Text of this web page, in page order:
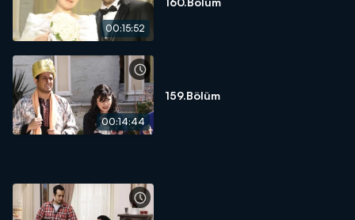
00:15:52
00:14:44
159.Bölüm